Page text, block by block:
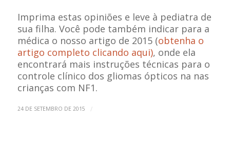
Imprima estas opiniões e leve à pediatra de
sua filha. Você pode também indicar para a
médica o nosso artigo de 2015 (obtenha o
artigo completo clicando aqui), onde ela
encontrará mais instruções técnicas para o
controle clínico dos gliomas ópticos na nas
crianças com NF1.
24 DE SETEMBRO DE 2015 /